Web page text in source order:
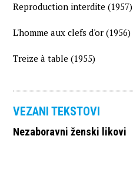
Reproduction interdite (1957)
L'homme aux clefs d'or (1956)
Treize à table (1955)
VEZANI TEKSTOVI
Nezaboravni ženski likovi